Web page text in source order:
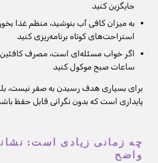
جایگزین کنید
به میزان کافی آب بنوشید، منظم غذا
استراحت‌های کوتاه برنامه‌ریزی کنید
اگر خواب مسئله‌ای است، مصرف کافئین
ساعات صبح موکول کنید
برای بسیاری هدف رسیدن به صفر نیست،
پایداری است که بدون نگرانی قابل حفظ
چه زمانی زیادی است:
واضح